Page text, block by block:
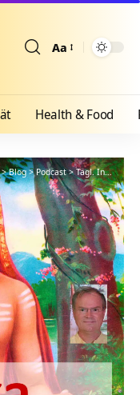
Aa
Health & Food
>Blog>Podcast>Tägl. Inspiration